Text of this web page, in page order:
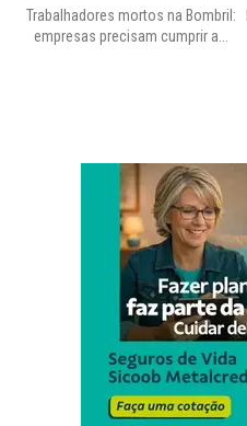
Trabalhadores mortos na Bombril:
empresas precisam cumprir a...